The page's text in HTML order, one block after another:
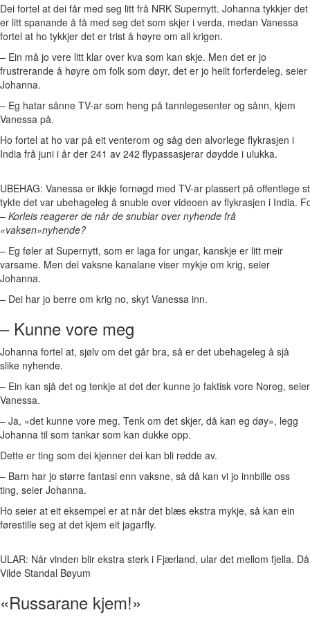
Dei fortel at dei får med seg litt frå NRK Supernytt. Johanna tykkjer det
er litt spanande å få med seg det som skjer i verda, medan Vanessa
fortel at ho tykkjer det er trist å høyre om all krigen.
– Ein må jo vere litt klar over kva som kan skje. Men det er jo
frustrerande å høyre om folk som døyr, det er jo heilt forferdeleg, seier
Johanna.
– Eg hatar sånne TV-ar som heng på tannlegesenter og sånn, kjem
Vanessa på.
Ho fortel at ho var på eit venterom og såg den alvorlege flykrasjen i
India frå juni i år der 241 av 242 flypassasjerar døydde i ulukka.
UBEHAG: Vanessa er ikkje fornøgd med TV-ar plassert på offentlege
tykte det var ubehageleg å snuble over videoen av flykrasjen i India.
– Korleis reagerer de når de snublar over nyhende frå
«vaksen»nyhende?
– Eg føler at Supernytt, som er laga for ungar, kanskje er litt meir
varsame. Men dei vaksne kanalane viser mykje om krig, seier
Johanna.
– Dei har jo berre om krig no, skyt Vanessa inn.
– Kunne vore meg
Johanna fortel at, sjølv om det går bra, så er det ubehageleg å sjå
slike nyhende.
– Ein kan sjå det og tenkje at det der kunne jo faktisk vore Noreg, seier
Vanessa.
– Ja, «det kunne vore meg. Tenk om det skjer, då kan eg døy», legg
Johanna til som tankar som kan dukke opp.
Dette er ting som dei kjenner dei kan bli redde av.
– Barn har jo større fantasi enn vaksne, så då kan vi jo innbille oss
ting, seier Johanna.
Ho seier at eit eksempel er at når det blæs ekstra mykje, så kan ein
førestille seg at det kjem eit jagarfly.
ULAR: Når vinden blir ekstra sterk i Fjærland, ular det mellom fjella.
Vilde Standal Bøyum
«Russarane kjem!»